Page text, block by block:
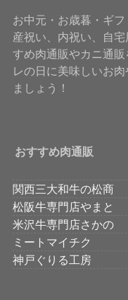
お中元・お歳暮・ギ
産祝い、内祝い、自
すめ肉通販やカニ通
レの日に美味しいお
ましょう！
おすすめ肉通販
関西三大和牛の松商
松阪牛専門店やまと
米沢牛専門店さかの
ミートマイチク
神戸ぐりる工房